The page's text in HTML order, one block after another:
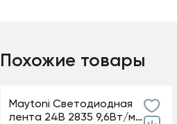
Похожие товары
Maytoni Светодиодная
лента 24В 2835 9,6Вт/м